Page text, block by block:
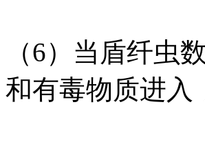
（6）当盾纤虫
和有毒物质进入